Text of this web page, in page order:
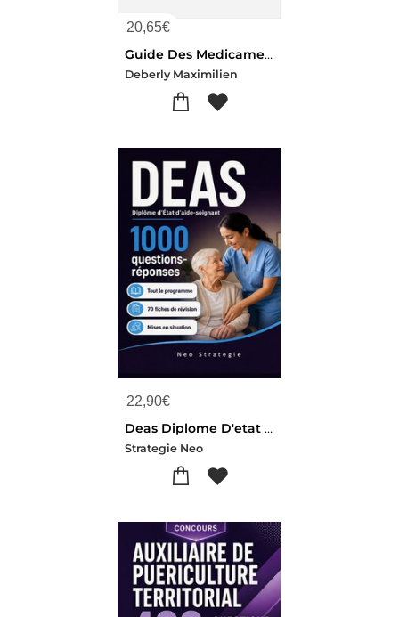
20,65€
Guide Des Medicaments D'officine 2022
Deberly Maximilien
22,90€
Deas Diplome D'etat D'aide-soignant - 1000 Questions Reponses Et 70 Fiches De Revision
Strategie Neo